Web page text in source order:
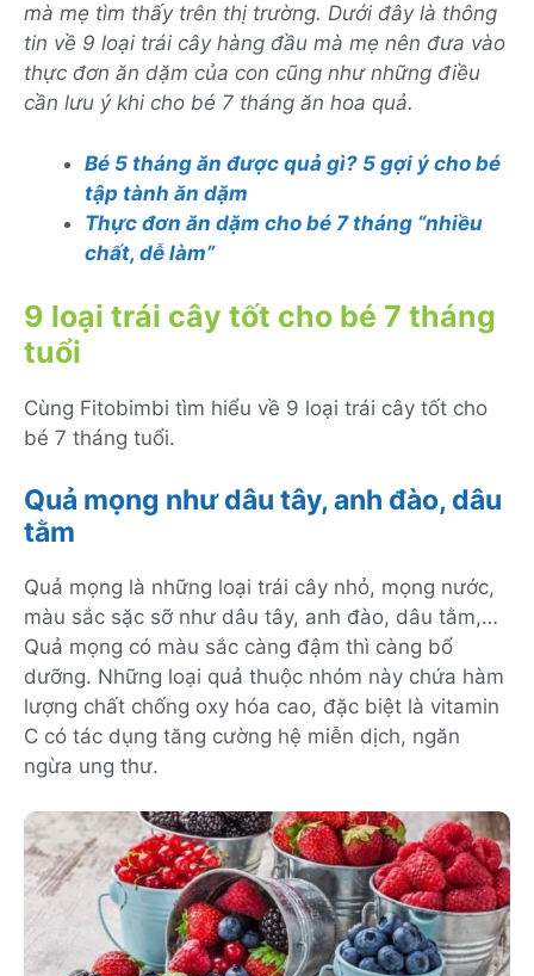
mà mẹ tìm thấy trên thị trường. Dưới đây là thông
tin về 9 loại trái cây hàng đầu mà mẹ nên đưa vào
thực đơn ăn dặm của con cũng như những điều
cần lưu ý khi cho bé 7 tháng ăn hoa quả.
Bé 5 tháng ăn được quả gì? 5 gợi ý cho bé
tập tành ăn dặm
Thực đơn ăn dặm cho bé 7 tháng “nhiều
chất, dễ làm”
9 loại trái cây tốt cho bé 7 tháng
tuổi
Cùng Fitobimbi tìm hiểu về 9 loại trái cây tốt cho
bé 7 tháng tuổi.
Quả mọng như dâu tây, anh đào, dâu
tằm
Quả mọng là những loại trái cây nhỏ, mọng nước,
màu sắc sặc sỡ như dâu tây, anh đào, dâu tằm,…
Quả mọng có màu sắc càng đậm thì càng bổ
dưỡng. Những loại quả thuộc nhóm này chứa hàm
lượng chất chống oxy hóa cao, đặc biệt là vitamin
C có tác dụng tăng cường hệ miễn dịch, ngăn
ngừa ung thư.